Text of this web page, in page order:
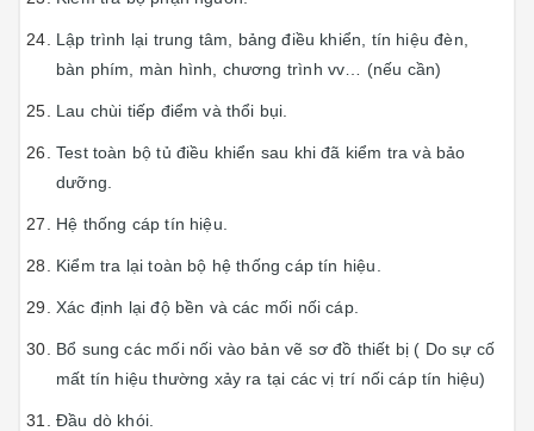
Lập trình lại trung tâm, bảng điều khiển, tín hiệu đèn,
bàn phím, màn hình, chương trình vv… (nếu cần)
Lau chùi tiếp điểm và thổi bụi.
Test toàn bộ tủ điều khiển sau khi đã kiểm tra và bảo
dưỡng.
Hệ thống cáp tín hiệu.
Kiểm tra lại toàn bộ hệ thống cáp tín hiệu.
Xác định lại độ bền và các mối nối cáp.
Bổ sung các mối nối vào bản vẽ sơ đồ thiết bị ( Do sự cố
mất tín hiệu thường xảy ra tại các vị trí nối cáp tín hiệu)
Đầu dò khói.